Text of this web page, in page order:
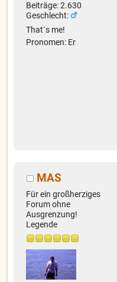
Beiträge: 2.630
Geschlecht:
That´s me!
Pronomen: Er
MAS
Für ein großherziges
Forum ohne
Ausgrenzung!
Legende